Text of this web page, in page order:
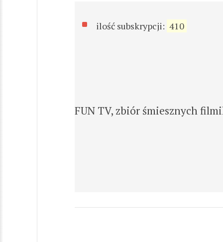
ilość subskrypcji: 410
FUN TV, zbiór śmiesznych